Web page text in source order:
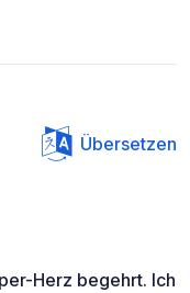
Übersetzen
Herz begehrt. Ich